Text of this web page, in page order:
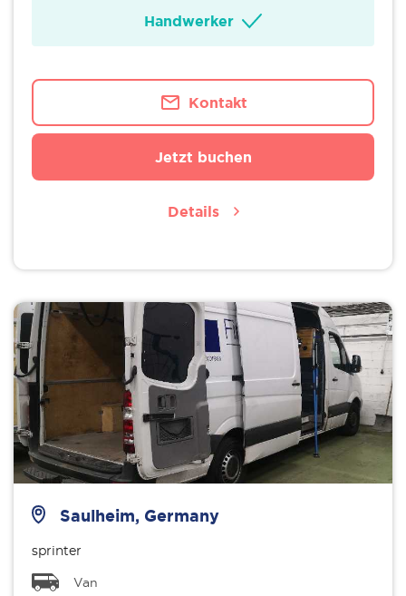
Handwerker
Kontakt
Jetzt buchen
Details
Saulheim, Germany
sprinter
Van